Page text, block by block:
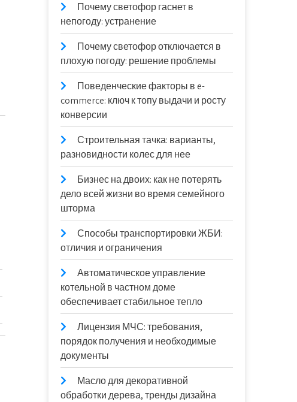
Почему светофор гаснет в
непогоду: устранение
Почему светофор отключается в
плохую погоду: решение проблемы
Поведенческие факторы в e-
commerce: ключ к топу выдачи и росту
конверсии
Строительная тачка: варианты,
разновидности колес для нее
Бизнес на двоих: как не потерять
дело всей жизни во время семейного
шторма
Способы транспортировки ЖБИ:
отличия и ограничения
Автоматическое управление
котельной в частном доме
обеспечивает стабильное тепло
Лицензия МЧС: требования,
порядок получения и необходимые
документы
Масло для декоративной
обработки дерева, тренды дизайна